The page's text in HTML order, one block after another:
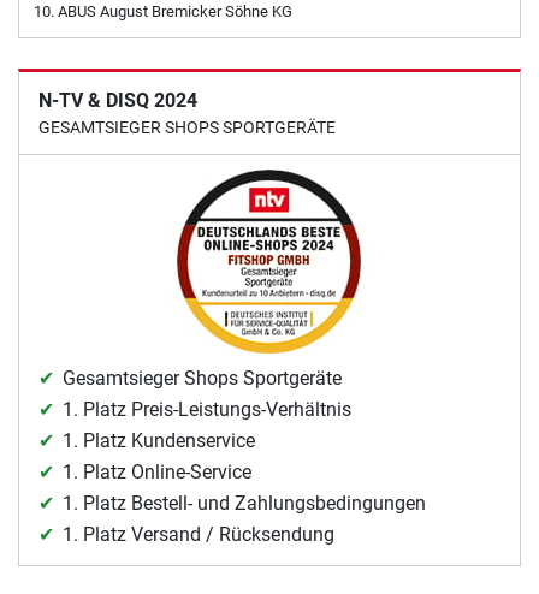
ABUS August Bremicker Söhne KG
N-TV & DISQ 2024
GESAMTSIEGER SHOPS SPORTGERÄTE
Gesamtsieger Shops Sportgeräte
1. Platz Preis-Leistungs-Verhältnis
1. Platz Kundenservice
1. Platz Online-Service
1. Platz Bestell- und Zahlungsbedingungen
1. Platz Versand / Rücksendung